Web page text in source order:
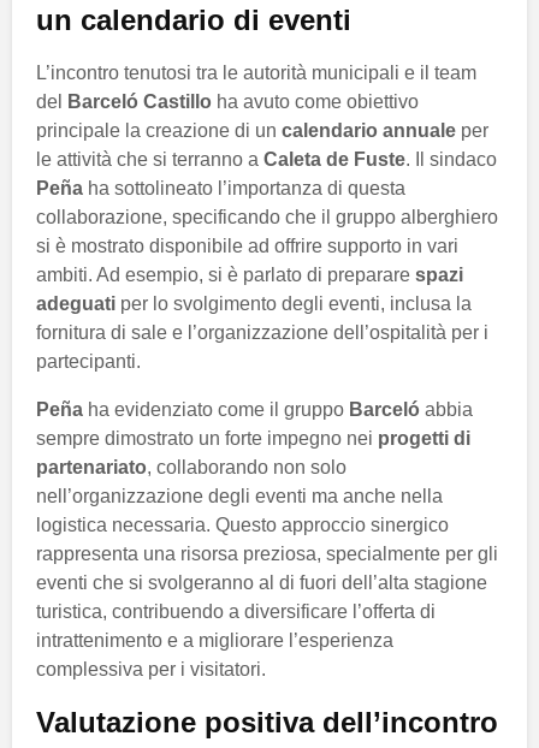
un calendario di eventi
L’incontro tenutosi tra le autorità municipali e il team
del
Barceló Castillo ha avuto come obiettivo
principale la creazione di un calendario annuale per
le attività che si terranno a Caleta de Fuste. Il sindaco
Peña ha sottolineato l’importanza di questa
collaborazione, specificando che il gruppo alberghiero
si è mostrato disponibile ad offrire supporto in vari
ambiti. Ad esempio, si è parlato di preparare spazi
adeguati per lo svolgimento degli eventi, inclusa la
fornitura di sale e l’organizzazione dell’ospitalità per i
partecipanti.
Peña ha evidenziato come il gruppo Barceló abbia
sempre dimostrato un forte impegno nei progetti di
partenariato, collaborando non solo
nell’organizzazione degli eventi ma anche nella
logistica necessaria. Questo approccio sinergico
rappresenta una risorsa preziosa, specialmente per gli
eventi che si svolgeranno al di fuori dell’alta stagione
turistica, contribuendo a diversificare l’offerta di
intrattenimento e a migliorare l’esperienza
complessiva per i visitatori.
Valutazione positiva dell’incontro